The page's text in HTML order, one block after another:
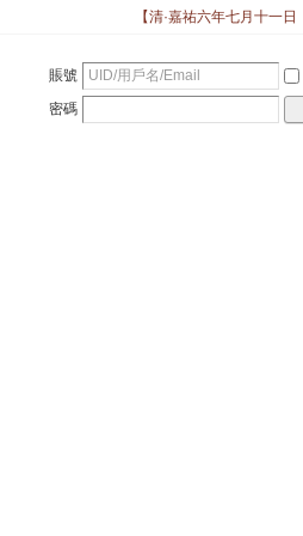
【清·嘉祐六年七月十一日
賬號
密碼